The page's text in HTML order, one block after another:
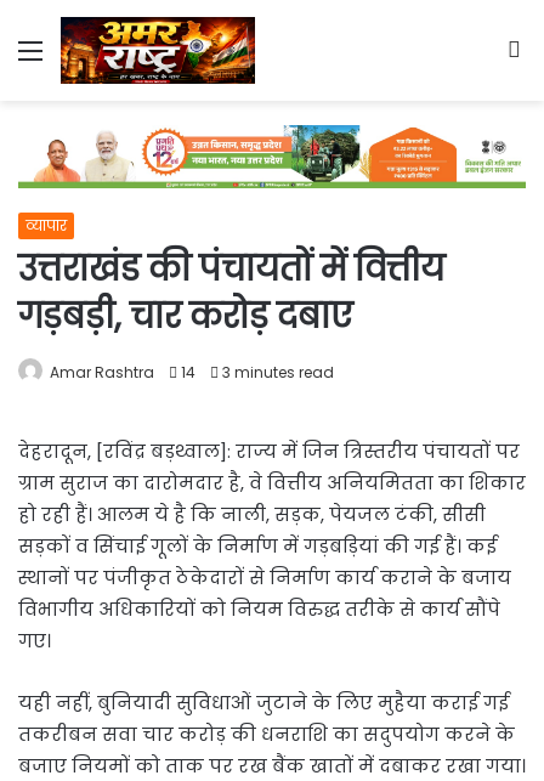
Menu
व्यापार
उत्तराखंड की पंचायतों में वित्तीय
गड़बड़ी, चार करोड़ दबाए
Amar Rashtra 14 3 minutes read
देहरादून, [रविंद्र बड़थ्वाल]: राज्य में जिन त्रिस्तरीय पंचायतों पर
ग्राम सुराज का दारोमदार है, वे वित्तीय अनियमितता का शिकार
हो रही हैं। आलम ये है कि नाली, सड़क, पेयजल टंकी, सीसी
सड़कों व सिंचाई गूलों के निर्माण में गड़बड़ियां की गई हैं। कई
स्थानों पर पंजीकृत ठेकेदारों से निर्माण कार्य कराने के बजाय
विभागीय अधिकारियों को नियम विरुद्ध तरीके से कार्य सौंपे
गए।
यही नहीं, बुनियादी सुविधाओं जुटाने के लिए मुहैया कराई गई
तकरीबन सवा चार करोड़ की धनराशि का सदुपयोग करने के
बजाए नियमों को ताक पर रख बैंक खातों में दबाकर रखा गया।